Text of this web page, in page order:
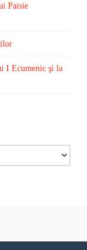
Paisie
I Ecumenic şi la